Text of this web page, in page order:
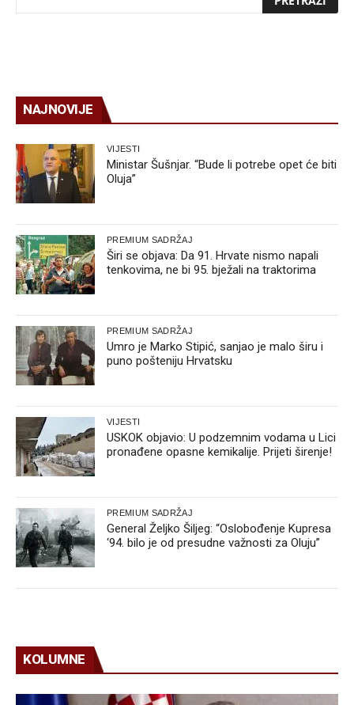
NAJNOVIJE
VIJESTI
Ministar Šušnjar. “Bude li potrebe opet će biti
Oluja”
PREMIUM SADRŽAJ
Širi se objava: Da 91. Hrvate nismo napali
tenkovima, ne bi 95. bježali na traktorima
PREMIUM SADRŽAJ
Umro je Marko Stipić, sanjao je malo širu i
puno pošteniju Hrvatsku
VIJESTI
USKOK objavio: U podzemnim vodama u Lici
pronađene opasne kemikalije. Prijeti širenje!
PREMIUM SADRŽAJ
General Željko Šiljeg: “Oslobođenje Kupresa
‘94. bilo je od presudne važnosti za Oluju”
KOLUMNE